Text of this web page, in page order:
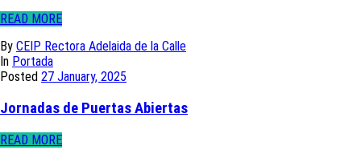
READ MORE
By CEIP Rectora Adelaida de la Calle
In Portada
Posted 27 January, 2025
Jornadas de Puertas Abiertas
READ MORE